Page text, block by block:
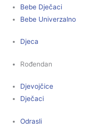
Bebe Dječaci
Bebe Univerzalno
Djeca
Rođendan
Djevojčice
Dječaci
Odrasli